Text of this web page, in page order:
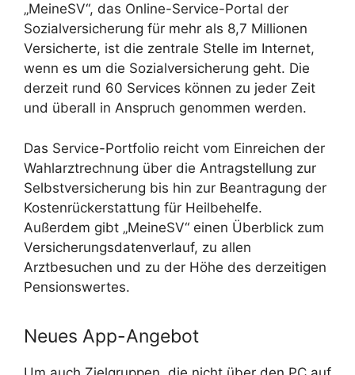
„MeineSV“, das Online-Service-Portal der
Sozialversicherung für mehr als 8,7 Millionen
Versicherte, ist die zentrale Stelle im Internet,
wenn es um die Sozialversicherung geht. Die
derzeit rund 60 Services können zu jeder Zeit
und überall in Anspruch genommen werden.
Das Service-Portfolio reicht vom Einreichen der
Wahlarztrechnung über die Antragstellung zur
Selbstversicherung bis hin zur Beantragung der
Kostenrückerstattung für Heilbehelfe.
Außerdem gibt „MeineSV“ einen Überblick zum
Versicherungsdatenverlauf, zu allen
Arztbesuchen und zu der Höhe des derzeitigen
Pensionswertes.
Neues App-Angebot